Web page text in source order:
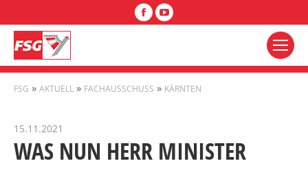
FacebookYouTube
FSG » AKTUELL » FACHAUSSCHUSS » KÄRNTEN
15.11.2021
WAS NUN HERR MINISTER